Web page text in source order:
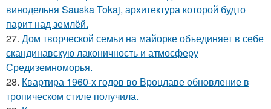
винодельня Sauska Tokaj, архитектура которой будто
парит над землёй.
27. Дом творческой семьи на майорке объединяет в себе
скандинавскую лаконичность и атмосферу
Средиземноморья.
28. Квартира 1960-х годов во Вроцлаве обновление в
тропическом стиле получила.